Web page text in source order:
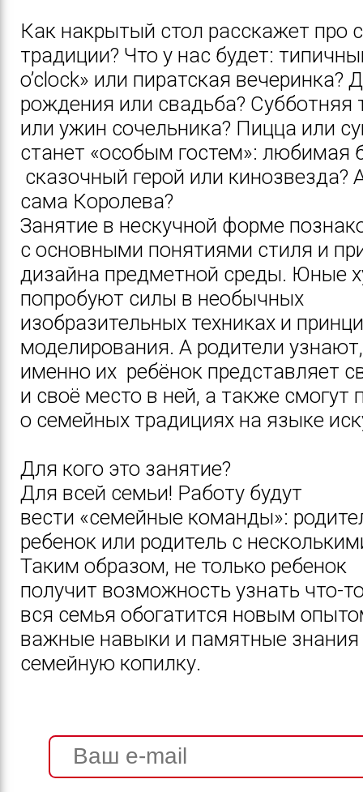
Как накрытый стол расскажет про
традиции? Что у нас будет:
o’clock» или пиратская вечеринка?
рождения или свадьба? Субботняя
или ужин сочельника? Пицца или
станет «особым гостем»: любимая
сказочный герой или кинозвезда?
сама Королева?
Занятие в нескучной форме
с основными понятиями стиля и
дизайна предметной среды. Юные
попробуют силы в необычных
изобразительных техниках и
моделирования. А родители
именно их ребёнок представляет
и своё место в ней, а также смогут
о семейных традициях на языке
Для кого это занятие?
Для всей семьи! Работу будут
вести «семейные команды»:
ребенок или родитель с
Таким образом, не только ребенок
получит возможность узнать что-
вся семья обогатится новым
важные навыки и памятные знания
семейную копилку.